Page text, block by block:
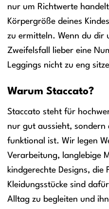
nur um Richtwerte
Körpergröße deines
zu ermitteln. Wenn du dir
Zweifelsfall lieber eine
Leggings nicht zu eng
Warum Staccato?
Staccato steht für
nur gut aussieht, sondern
funktional ist. Wir legen
Verarbeitung, langlebige
kindgerechte Designs, die
Kleidungsstücke sind
Alltag zu begleiten und